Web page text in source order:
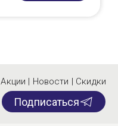
Акции | Новости | Скидки
Подписаться